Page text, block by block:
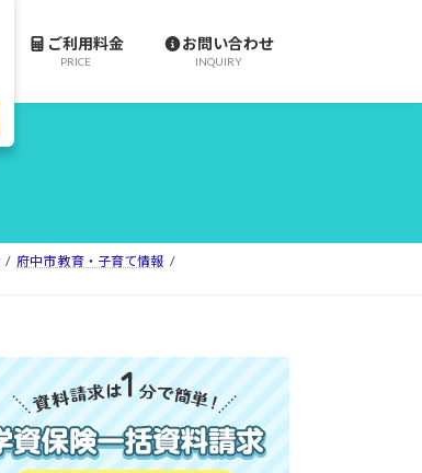
ご利用料金
PRICE
お問い合わせ
INQUIRY
府中市 教育・子育て情報